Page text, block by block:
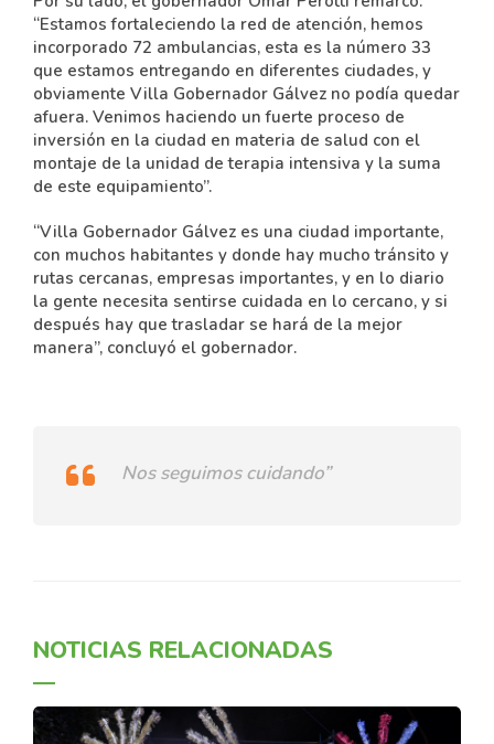
“Estamos fortaleciendo la red de atención, hemos
incorporado 72 ambulancias, esta es la número 33
que estamos entregando en diferentes ciudades, y
obviamente Villa Gobernador Gálvez no podía quedar
afuera. Venimos haciendo un fuerte proceso de
inversión en la ciudad en materia de salud con el
montaje de la unidad de terapia intensiva y la suma
de este equipamiento”.
“Villa Gobernador Gálvez es una ciudad importante,
con muchos habitantes y donde hay mucho tránsito y
rutas cercanas, empresas importantes, y en lo diario
la gente necesita sentirse cuidada en lo cercano, y si
después hay que trasladar se hará de la mejor
manera”, concluyó el gobernador.
Nos seguimos cuidando”
NOTICIAS RELACIONADAS